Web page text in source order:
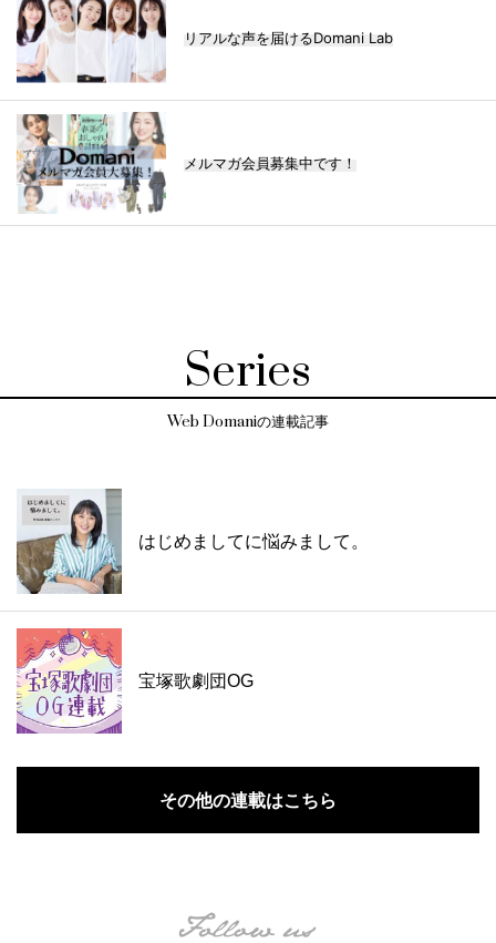
リアルな声を届けるDomani Lab
メルマガ会員募集中です！
Series
Web Domaniの連載記事
はじめましてに悩みまして。
宝塚歌劇団OG
その他の連載はこちら